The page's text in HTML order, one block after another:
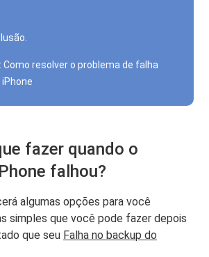
Como resolver o problema de falha
fazer quando o
falhou?
algumas opções para você
simples que você pode fazer depois
que seu Falha no backup do